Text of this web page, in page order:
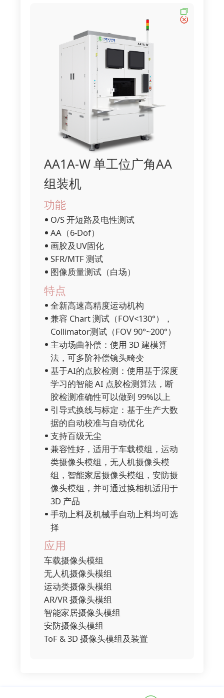
AA1A-W 单工位广角AA
组装机
功能
O/S 开短路及电性测试
AA（6-Dof）
画胶及UV固化
SFR/MTF 测试
图像质量测试（白场）
特点
全新高速高精度运动机构
兼容 Chart 测试（FOV<130°），
Collimator测试（FOV 90°~200°）
主动场曲补偿：使用 3D 建模算
法，可多阶补偿镜头畸变
基于AI的点胶检测：使用基于深度
学习的智能 AI 点胶检测算法，断
胶检测准确性可以做到 99%以上
引导式换线与标定：基于生产大数
据的自动校准与自动优化
支持百级无尘
兼容性好，适用于车载模组，运动
类摄像头模组，无人机摄像头模
组，智能家居摄像头模组，安防摄
像头模组，并可通过换相机适用于
3D 产品
手动上料及机械手自动上料均可选
择
应用
车载摄像头模组
无人机摄像头模组
运动类摄像头模组
AR/VR 摄像头模组
智能家居摄像头模组
安防摄像头模组
ToF & 3D 摄像头模组及装置